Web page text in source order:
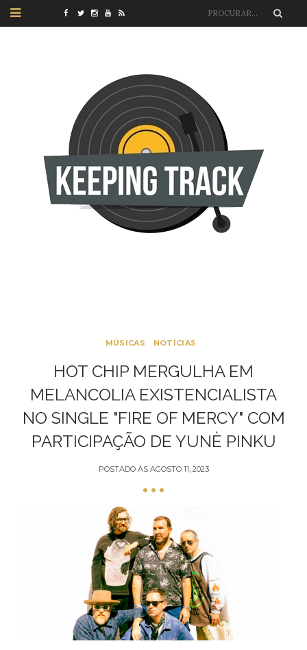
MÚSICAS NOTÍCIAS
HOT CHIP MERGULHA EM
MELANCOLIA EXISTENCIALISTA
NO SINGLE "FIRE OF MERCY" COM
PARTICIPAÇÃO DE YUNÈ PINKU
POSTADO ÀS AGOSTO 11, 2023